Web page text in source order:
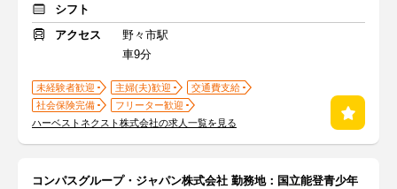
シフト
アクセス
野々市駅
車9分
未経験者歓迎 主婦(夫)歓迎
交通費支給
社会保険完備
フリーター歓迎
ハーベストネクスト株式会社の求人一覧を見る
コンパスグループ・ジャパン株式会社 勤務地：国立能登青少年